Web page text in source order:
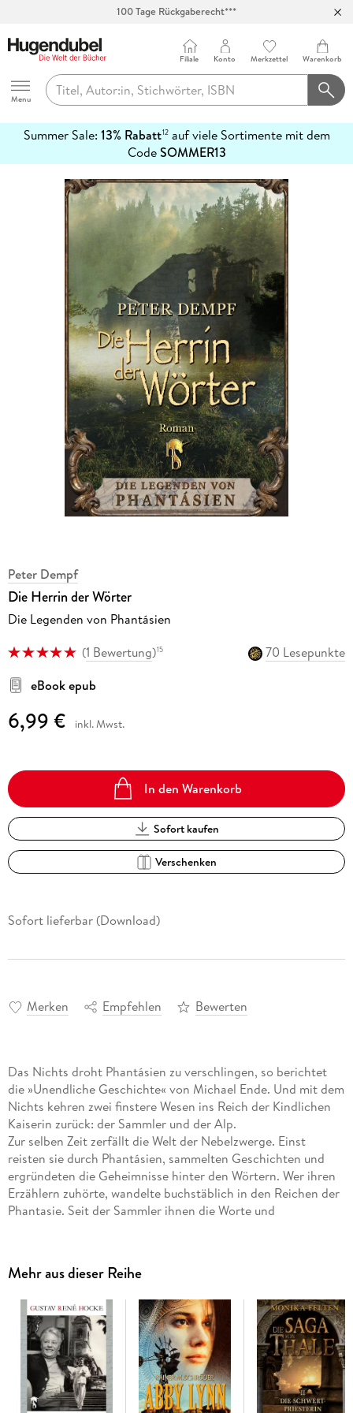
100 Tage Rückgaberecht***
Hugendubel
Menu
Filiale Konto Merkzettel Warenkorb
Summer Sale: 13% Rabatt12auf viele Sortimente mit dem
CodeSOMMER13
erfahren
Peter Dempf
Die Herrin der Wörter
Die Legenden von Phantásien
(1 Bewertung)15
70 Lesepunkte
eBook epub
6,99 € inkl. Mwst.
In den Warenkorb
Sofort kaufen
Verschenken
Sofort lieferbar (Download)
Merken Empfehlen Bewerten
Das Nichts droht Phantásien zu verschlingen, so berichtet
die »Unendliche Geschichte« von Michael Ende. Und mit dem
Nichts kehren zwei finstere Wesen ins Reich der Kindlichen
Kaiserin zurück: der Sammler und der Alp.
Zur selben Zeit zerfällt die Welt der Nebelzwerge. Einst
reisten sie durch Phantásien, sammelten Geschichten und
ergründeten die Geheimnisse hinter den Wörtern. Wer ihren
Erzählern zuhörte, wandelte buchstäblich in den Reichen der
Phantasie. Seit der Sammler ihnen die Worte und
Kraft der gesprochenen Worte zu wecken vermag. Denn
Kiray stottert. Die Einzige, die ihr helfen könnte, wäre wohl
die machtvolle Herrin der Wörter. Aber gibt es sie wirklich?
Und falls ja, wo verbirgt sie sich?
Auf die Suche nach der legendären Herrin erkundet Kiray die
wundersamsten Orte Phantásiens: das Grollgebirge, die
Stadt der Denker, das Kloster, das aus geschriebenen
Geschichten besteht . . . Dabei lebt das Mädchen in
Mehr aus dieser Reihe